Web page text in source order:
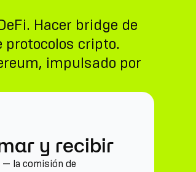
Hacer bridge de
protocolos cripto.
impulsado por
y recibir
— la comisión de